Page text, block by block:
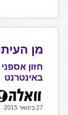
מן
חזון
באינטרנט
27 בינואר 2015